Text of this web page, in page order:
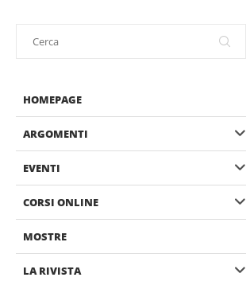
HOMEPAGE
ARGOMENTI
EVENTI
CORSI ONLINE
MOSTRE
LA RIVISTA